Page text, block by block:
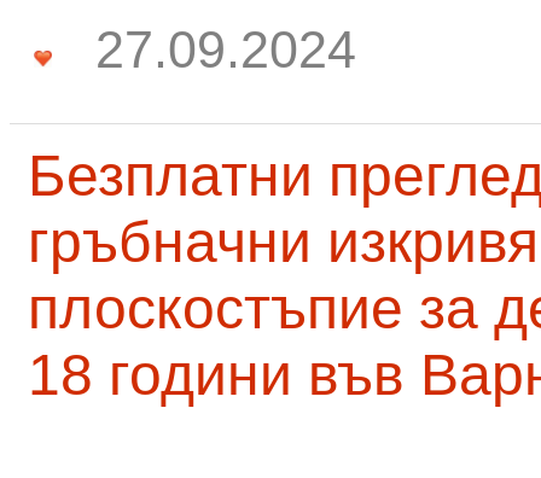
27.09.2024
Безплатни
гръбначни
плоскостъпие за
18 години във